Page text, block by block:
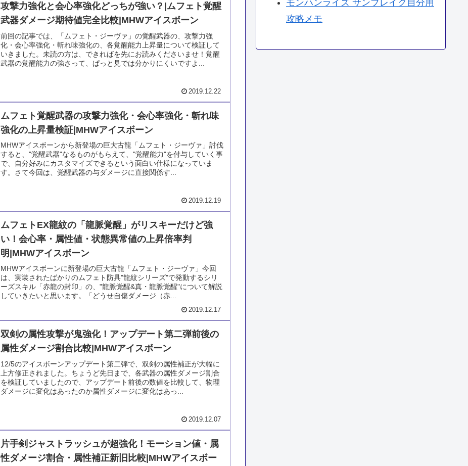
攻撃力強化と会心率強化どっちが強い？|ムフェト覚醒
武器ダメージ期待値完全比較|MHWアイスボーン
前回の記事では、「ムフェト・ジーヴァ」の覚醒武器の、攻撃力強
化・会心率強化・斬れ味強化の、各覚醒能力上昇量について検証して
いきました。未読の方は、できればを先にお読みくださいませ！覚醒
武器の覚醒能力の強さって、ぱっと見では分かりにくいですよ...
2019.12.22
ムフェト覚醒武器の攻撃力強化・会心率強化・斬れ味
強化の上昇量検証|MHWアイスボーン
MHWアイスボーンから新登場の巨大古龍「ムフェト・ジーヴァ」討伐
すると、"覚醒武器"なるものがもらえて、"覚醒能力"を付与していく事
で、自分好みにカスタマイズできるという面白い仕様になっていま
す。さて今回は、覚醒武器の与ダメージに直接関係す...
2019.12.19
ムフェトEX龍紋の「龍脈覚醒」がリスキーだけど強
い！会心率・属性値・状態異常値の上昇倍率判
明|MHWアイスボーン
MHWアイスボーンに新登場の巨大古龍「ムフェト・ジーヴァ」今回
は、実装されたばかりのムフェト防具"龍紋シリーズ"で発動するシリ
ーズスキル「赤龍の封印」の、"龍脈覚醒&真・龍脈覚醒"について解説
していきたいと思います。「どうせ自傷ダメージ（赤...
2019.12.17
双剣の属性攻撃が鬼強化！アップデート第二弾前後の
属性ダメージ割合比較|MHWアイスボーン
12/5のアイスボーンアップデート第二弾で、双剣の属性補正が大幅に
上方修正されました。ちょうど先日まで、各武器の属性ダメージ割合
を検証していましたので、アップデート前後の数値を比較して、物理
ダメージに変化はあったのか属性ダメージに変化はあっ...
2019.12.07
片手剣ジャストラッシュが超強化！モーション値・属
性ダメージ割合・属性補正新旧比較|MHWアイスボー
モンハンライズ サンブレイク自分用
攻略メモ